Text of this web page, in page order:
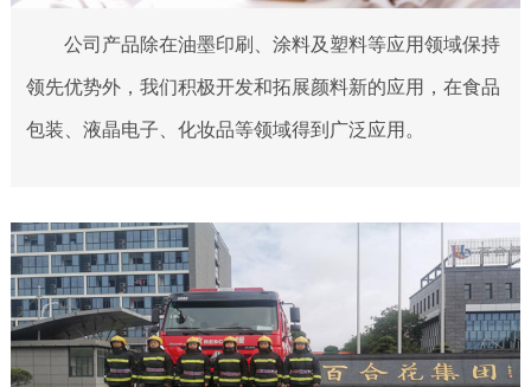
公司产品除在油墨印刷、涂料及塑料等应用领域保持
领先优势外，我们积极开发和拓展颜料新的应用，在食品
包装、液晶电子、化妆品等领域得到广泛应用。